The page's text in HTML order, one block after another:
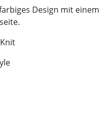
Design mit einem